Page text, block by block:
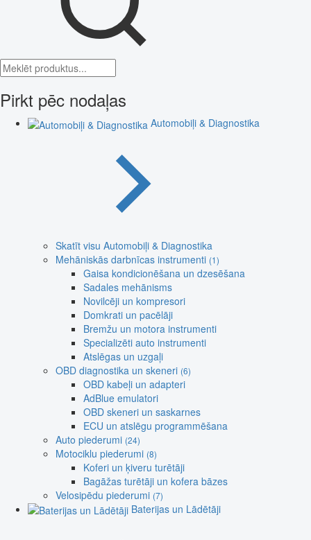
Pirkt pēc nodaļas
Automobiļi & Diagnostika
Skatīt visu Automobiļi & Diagnostika
Mehāniskās darbnīcas instrumenti (1)
Gaisa kondicionēšana un dzesēšana
Sadales mehānisms
Novilcēji un kompresori
Domkrati un pacēlāji
Bremžu un motora instrumenti
Specializēti auto instrumenti
Atslēgas un uzgaļi
OBD diagnostika un skeneri (6)
OBD kabeļi un adapteri
AdBlue emulatori
OBD skeneri un saskarnes
ECU un atslēgu programmēšana
Auto piederumi (24)
Motociklu piederumi (8)
Koferi un ķiveru turētāji
Bagāžas turētāji un kofera bāzes
Velosipēdu piederumi (7)
Baterijas un Lādētāji